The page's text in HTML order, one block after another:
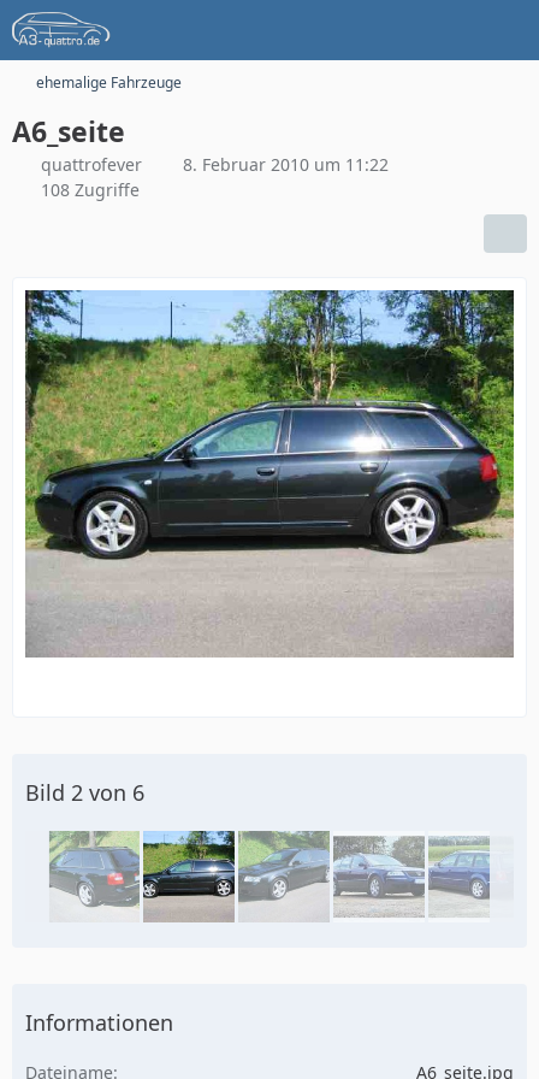
ehemalige Fahrzeuge
A6_seite
quattrofever
8. Februar 2010 um 11:22
108 Zugriffe
Bild 2 von 6
Informationen
Dateiname A6_seite.jpg